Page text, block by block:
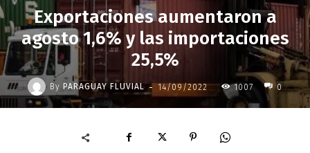
Exportaciones aumentaron a
agosto 1,6% y las importaciones
25,5%
By PARAGUAY FLUVIAL - 14/09/2022 1007 0